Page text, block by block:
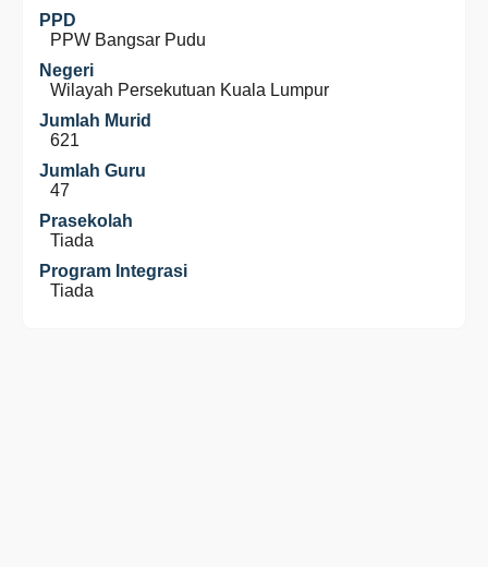
PPD
PPW Bangsar Pudu
Negeri
Wilayah Persekutuan Kuala Lumpur
Jumlah Murid
621
Jumlah Guru
47
Prasekolah
Tiada
Program Integrasi
Tiada